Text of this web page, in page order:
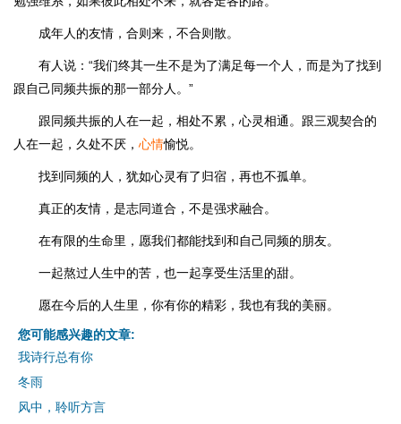
成年人的友情，合则来，不合则散。
有人说：“我们终其一生不是为了满足每一个人，而是为了找到
跟自己同频共振的那一部分人。”
跟同频共振的人在一起，相处不累，心灵相通。跟三观契合的
人在一起，久处不厌， 心情愉悦。
找到同频的人，犹如心灵有了归宿，再也不孤单。
真正的友情，是志同道合，不是强求融合。
在有限的生命里，愿我们都能找到和自己同频的朋友。
一起熬过人生中的苦，也一起享受生活里的甜。
愿在今后的人生里，你有你的精彩，我也有我的美丽。
您可能感兴趣的文章:
我诗行总有你
冬雨
风中，聆听方言